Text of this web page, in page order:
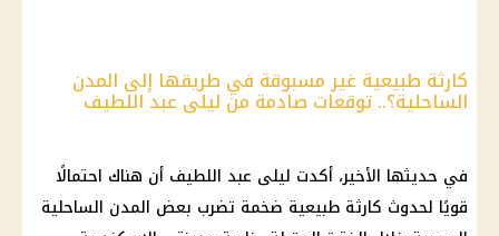
كارثة طبيعية غير مسبوقة في طريقها إلى المدن
الساحلية؟.. توقعات صادمة من ليلى عبد اللطيف
في حديثها الأخير، أكدت ليلى عبد اللطيف أن هناك احتمالًا
قويًا لحدوث كارثة طبيعية ضخمة تضرب بعض المدن الساحلية